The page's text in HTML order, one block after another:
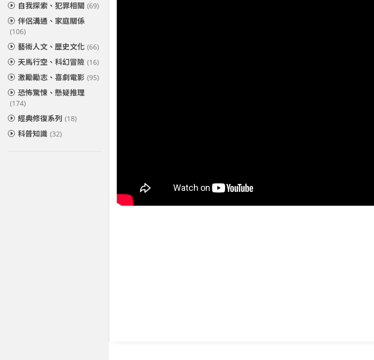
自我探索、犯罪相關 (69)
伴侶溝通、家庭關係
(106)
藝術人文、歷史文化 (66)
天馬行空、科幻冒險 (16)
激勵勵志、喜劇電影 (95)
恐怖驚悚、懸疑推理
(174)
經典修復系列 (18)
科普知識 (32)